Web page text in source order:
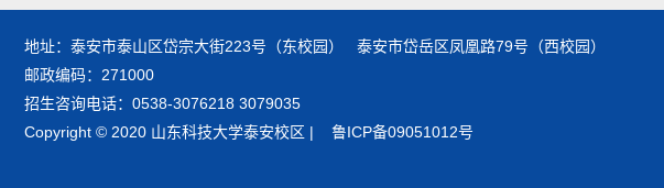
地址：泰安市泰山区岱宗大街223号（东校园） 泰安市岱岳区凤凰路79号（西校园）
邮政编码：271000
招生咨询电话：0538-3076218 3079035
Copyright © 2020 山东科技大学泰安校区 | 鲁ICP备09051012号